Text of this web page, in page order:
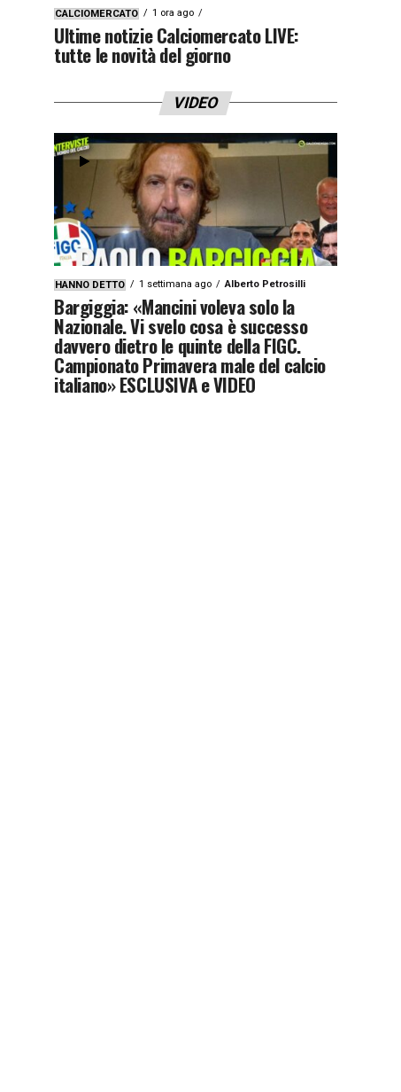
CALCIOMERCATO 1 ora ago
Ultime notizie Calciomercato LIVE:
tutte le novità del giorno
VIDEO
HANNO DETTO 1 settimana ago Alberto Petrosilli
Bargiggia: «Mancini voleva solo la
Nazionale. Vi svelo cosa è successo
davvero dietro le quinte della FIGC.
Campionato Primavera male del calcio
italiano» ESCLUSIVA e VIDEO